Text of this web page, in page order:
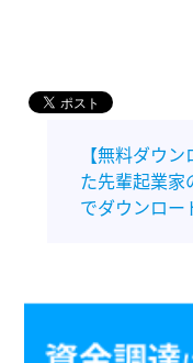
【無料ダウ
た先輩起業家
でダウンロー